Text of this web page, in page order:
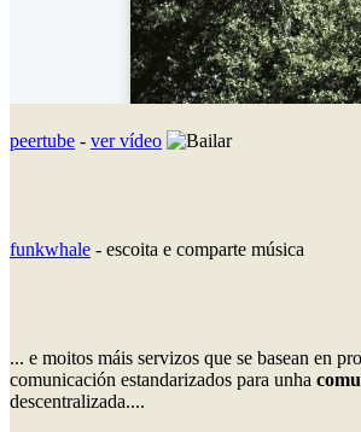
peertube - ver vídeo
funkwhale - escoita e comparte música
... e moitos máis servizos que se basean en
comunicación estandarizados para unha
descentralizada....